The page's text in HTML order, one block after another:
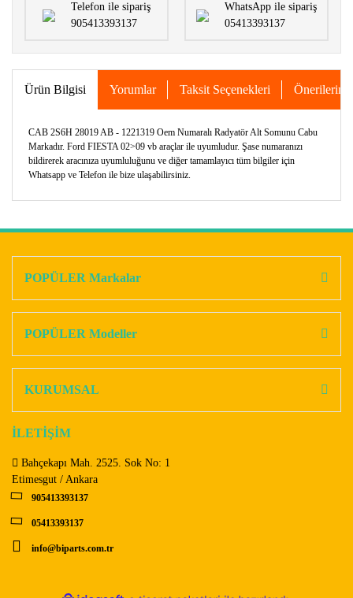
Telefon ile sipariş
905413393137
WhatsApp ile sipariş
05413393137
Ürün Bilgisi Yorumlar Taksit Seçenekleri Önerileriniz
CAB 2S6H 28019 AB - 1221319 Oem Numaralı Radyatör Alt Somunu Cabu
Markadır. Ford FIESTA 02>09 vb araçlar ile uyumludur. Şase numaranızı
bildirerek aracınıza uyumluluğunu ve diğer tamamlayıcı tüm bilgiler için
Whatsapp ve Telefon ile bize ulaşabilirsiniz.
Ürün açıklamasında eksik bilgiler bulunuyor.
Bu ürüne benzer farklı alternatifler olmalı.
POPÜLER Markalar
POPÜLER Modeller
KURUMSAL
İLETİŞİM
Bahçekapı Mah. 2525. Sok No: 1
Etimesgut / Ankara
905413393137
05413393137
info@biparts.com.tr